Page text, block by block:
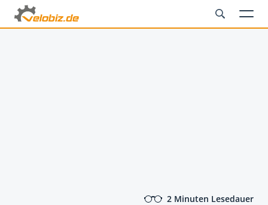
2 Minuten Lesedauer